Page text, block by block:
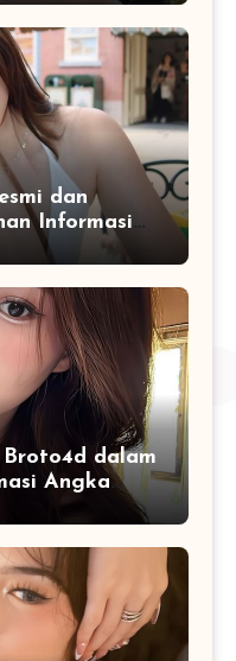
dan
Informasi
dalam
Angka